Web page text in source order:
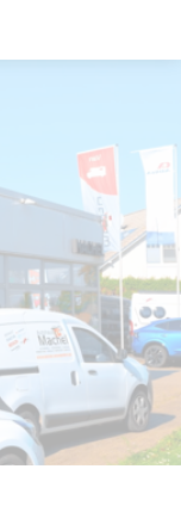
Verkauf
Vermietung
Werkstatt
Über uns
Kontakt